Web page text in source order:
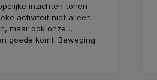
inzichten tonen
activiteit niet alleen
maar ook onze
goede komt. Beweging